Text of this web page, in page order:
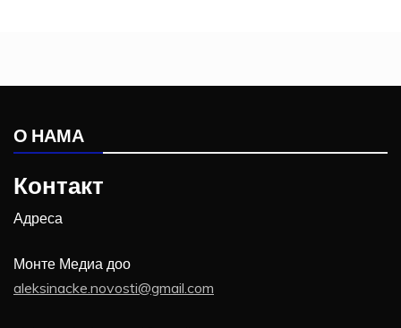
О НАМА
Контакт
Адреса
Монте Медиа доо
aleksinacke.novosti@gmail.com